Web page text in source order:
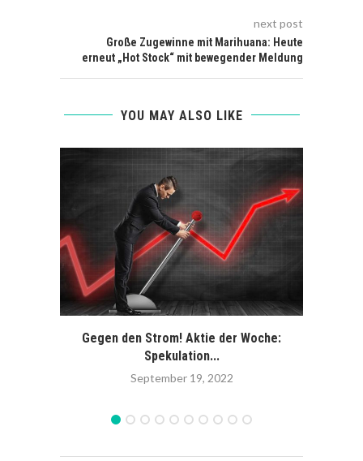
next post
Große Zugewinne mit Marihuana: Heute
erneut „Hot Stock“ mit bewegender Meldung
YOU MAY ALSO LIKE
Gegen den Strom! Aktie der Woche:
Spekulation...
September 19, 2022